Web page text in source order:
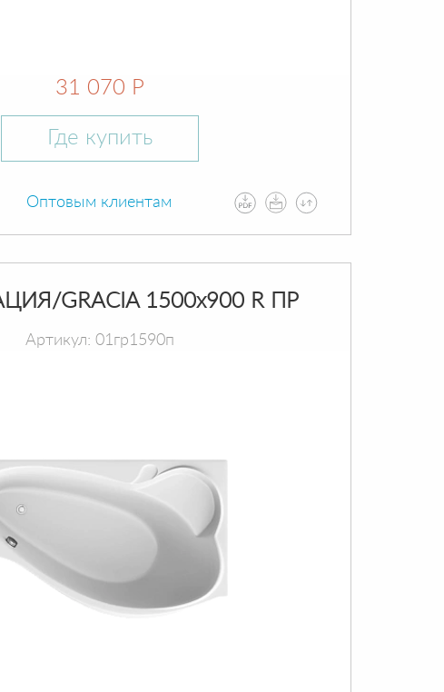
31 070 Р
Где купить
Оптовым клиентам
GRACIA 1500х900 R ПР
Артикул: 01гр1590п